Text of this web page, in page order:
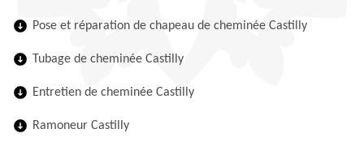
Pose et réparation de chapeau de cheminée Castilly
Tubage de cheminée Castilly
Entretien de cheminée Castilly
Ramoneur Castilly